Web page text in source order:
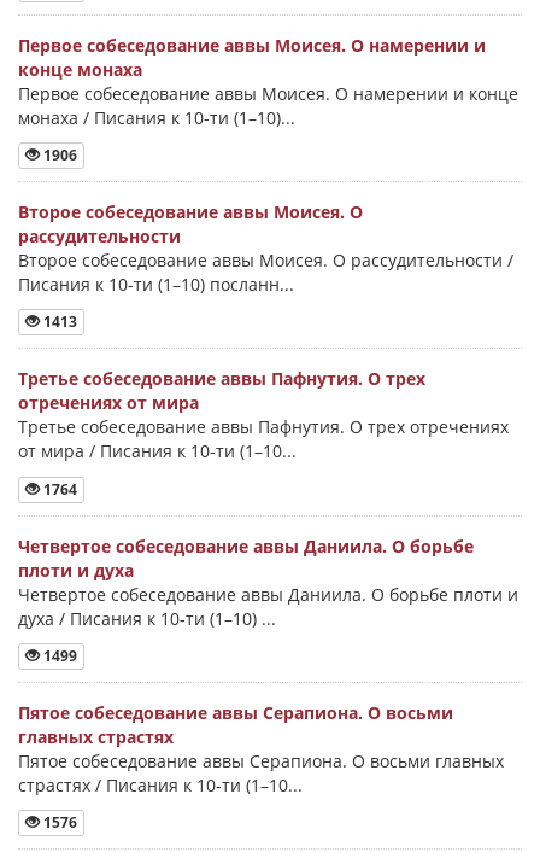
Первое собеседование аввы Моисея. О намерении и
конце монаха
Первое собеседование аввы Моисея. О намерении и конце
монаха / Писания к 10-ти (1–10)...
1906
Второе собеседование аввы Моисея. О
рассудительности
Второе собеседование аввы Моисея. О рассудительности /
Писания к 10-ти (1–10) посланн...
1413
Третье собеседование аввы Пафнутия. О трех
отречениях от мира
Третье собеседование аввы Пафнутия. О трех отречениях
от мира / Писания к 10-ти (1–10...
1764
Четвертое собеседование аввы Даниила. О борьбе
плоти и духа
Четвертое собеседование аввы Даниила. О борьбе плоти и
духа / Писания к 10-ти (1–10) ...
1499
Пятое собеседование аввы Серапиона. О восьми
главных страстях
Пятое собеседование аввы Серапиона. О восьми главных
страстях / Писания к 10-ти (1–10...
1576